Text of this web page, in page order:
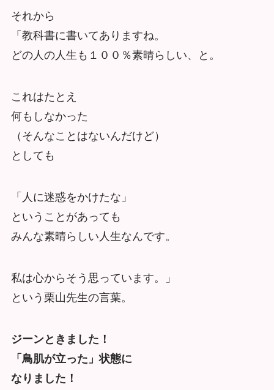
それから
「教科書に書いてありますね。
どの人の人生も１００％素晴らしい、と。
これはたとえ
何もしなかった
（そんなことはないんだけど）
としても
「人に迷惑をかけたな」
ということがあっても
みんな素晴らしい人生なんです。
私は心からそう思っています。」
という栗山先生の言葉。
ジーンときました！
「鳥肌が立った」状態に
なりました！